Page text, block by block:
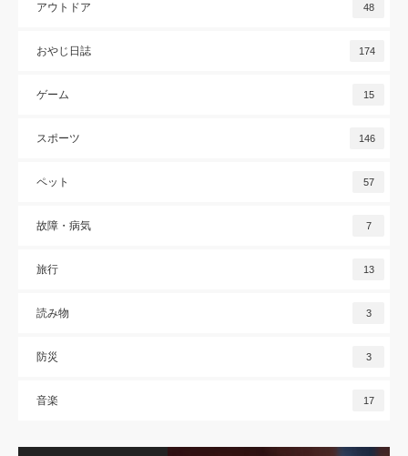
アウトドア 48
おやじ日誌 174
ゲーム 15
スポーツ 146
ペット 57
故障・病気 7
旅行 13
読み物 3
防災 3
音楽 17